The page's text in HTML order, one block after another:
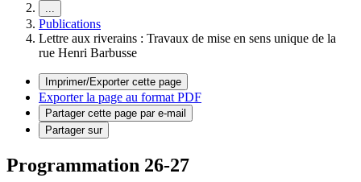
...
Publications
Lettre aux riverains : Travaux de mise en sens unique de la
rue Henri Barbusse
Imprimer/Exporter cette page
Exporter la page au format PDF
Partager cette page par e-mail
Partager sur
Programmation 26-27